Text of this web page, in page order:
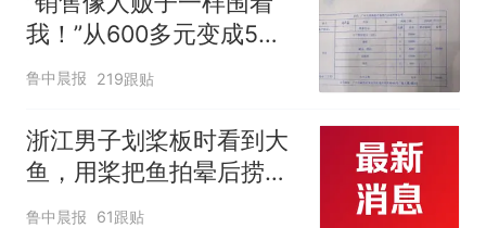
我！”从600多元变成5万
元，57岁保洁阿姨做医美
后眼睛肿到流泪、视物模
糊
鲁中晨报 219跟贴
浙江男子划桨板时看到大
鱼，用桨把鱼拍晕后捞
起；当事人：鱼重7斤6
鲁中晨报 61跟贴